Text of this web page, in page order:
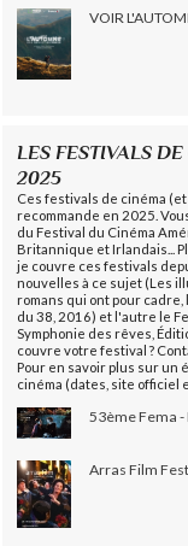
VOIR
LES FESTIVALS
2025
Ces festivals de cinéma
recommande en 2025.
du Festival du Cinéma
Britannique et Irlandais...
je couvre ces festivals
nouvelles à ce sujet (Les
romans qui ont pour cadre,
du 38, 2016) et l'autre le
Symphonie des rêves,
couvre votre festival ?
Pour en savoir plus sur un
cinéma (dates, site officiel
53ème Fema
Arras Film